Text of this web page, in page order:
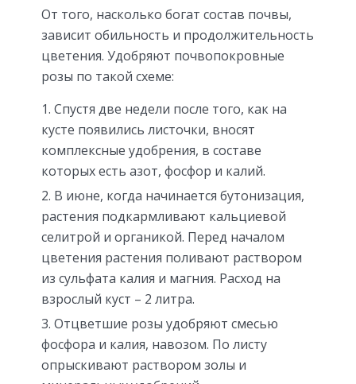
От того, насколько богат состав почвы,
зависит обильность и продолжительность
цветения. Удобряют почвопокровные
розы по такой схеме:
Спустя две недели после того, как на
кусте появились листочки, вносят
комплексные удобрения, в составе
которых есть азот, фосфор и калий.
В июне, когда начинается бутонизация,
растения подкармливают кальциевой
селитрой и органикой. Перед началом
цветения растения поливают раствором
из сульфата калия и магния. Расход на
взрослый куст – 2 литра.
Отцветшие розы удобряют смесью
фосфора и калия, навозом. По листу
опрыскивают раствором золы и